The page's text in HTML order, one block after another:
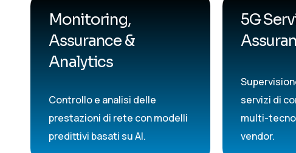
Monitoring,
Assurance &
Analytics
Controllo e analisi delle
prestazioni di rete con modelli
predittivi basati su AI.
5G
servizi di
multi-
vendor.